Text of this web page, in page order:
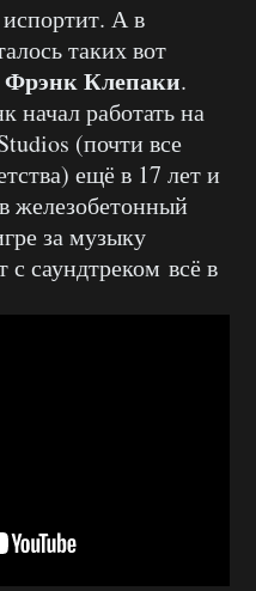
А в
таких вот
Фрэнк Клепаки.
работать на
(почти все
ещё в 17 лет и
железобетонный
за музыку
с саундтреком всё в